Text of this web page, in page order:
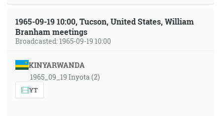
1965-09-19 10:00, Tucson, United States, William
Branham meetings
Broadcasted: 1965-09-19 10:00
KINYARWANDA
1965_09_19 Inyota (2)
YT